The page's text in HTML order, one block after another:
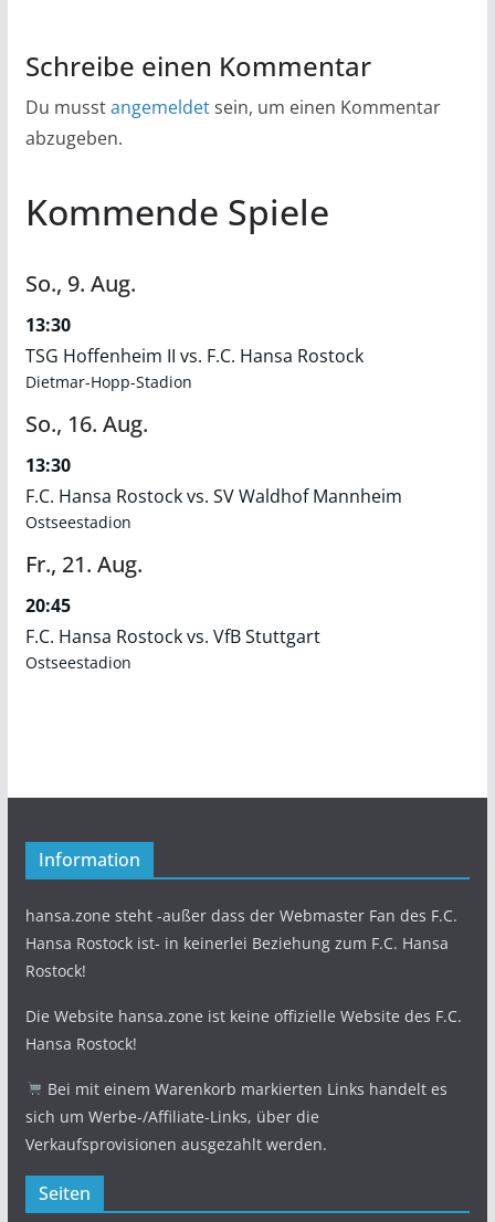
Schreibe einen Kommentar
Du musstangemeldetsein, um einen Kommentar
abzugeben.
Kommende Spiele
So., 9. Aug.
13:30
TSG Hoffenheim II vs. F.C. Hansa Rostock
Dietmar-Hopp-Stadion
So., 16. Aug.
13:30
F.C. Hansa Rostock vs. SV Waldhof Mannheim
Ostseestadion
Fr., 21. Aug.
20:45
F.C. Hansa Rostock vs. VfB Stuttgart
Ostseestadion
Information
hansa.zone steht -außer dass der Webmaster Fan des F.C.
Hansa Rostock ist- in keinerlei Beziehung zum F.C. Hansa
Rostock!
Die Website hansa.zone ist keine offizielle Website des F.C.
Hansa Rostock!
Bei mit einem Warenkorb markierten Links handelt es
sich um Werbe-/Affiliate-Links, über die
Verkaufsprovisionen ausgezahlt werden.
Seiten